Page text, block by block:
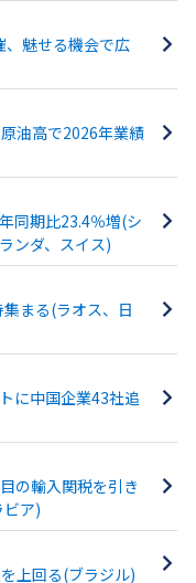
、魅せる機会で広
油高で2026年業績
同期比23.4％増(シ
ンダ、スイス)
まる(ラオス、日
に中国企業43社追
の輸入関税を引き
ビア)
上回る(ブラジル)